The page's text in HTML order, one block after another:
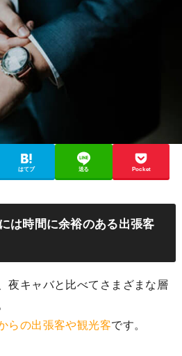
はてブ 送る Pocket
は時間に余裕のある出張客
夜キャバと比べてさまざまな層
らの出張客や観光客です。